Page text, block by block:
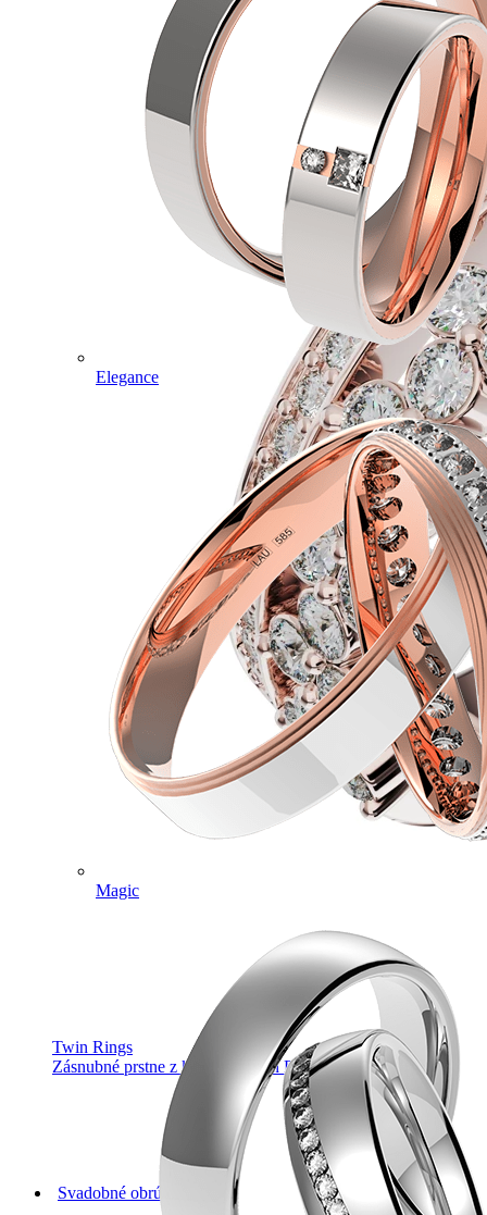
Twin Rings
Zásnubné prstne z kolekcie Twin Rings.
Svadobné obrúčky
Elegance
Magic